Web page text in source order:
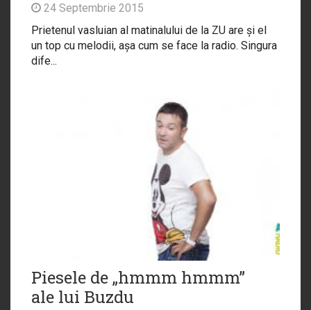
24 Septembrie 2015
Prietenul vasluian al matinalului de la ZU are și el
un top cu melodii, așa cum se face la radio. Singura
dife...
Piesele de „hmmm hmmm”
ale lui Buzdu